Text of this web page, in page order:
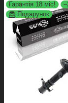
Гарантія 18 міс!
Подарунок